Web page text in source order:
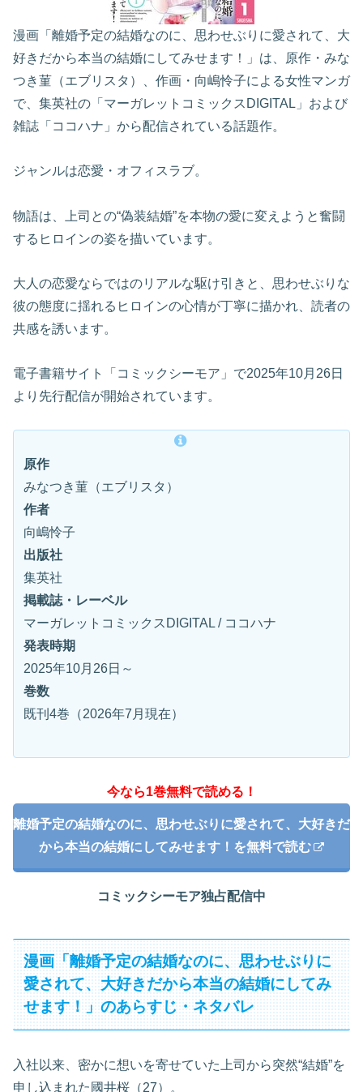
漫画「離婚予定の結婚なのに、思わせぶりに愛されて、大
好きだから本当の結婚にしてみせます！」は、原作・みな
つき菫（エブリスタ）、作画・向嶋怜子による女性マンガ
で、集英社の「マーガレットコミックスDIGITAL」および
雑誌「ココハナ」から配信されている話題作。
ジャンルは恋愛・オフィスラブ。
物語は、上司との“偽装結婚”を本物の愛に変えようと奮闘
するヒロインの姿を描いています。
大人の恋愛ならではのリアルな駆け引きと、思わせぶりな
彼の態度に揺れるヒロインの心情が丁寧に描かれ、読者の
共感を誘います。
電子書籍サイト「コミックシーモア」で2025年10月26日
より先行配信が開始されています。
原作
みなつき菫（エブリスタ）
作者
向嶋怜子
出版社
集英社
掲載誌・レーベル
マーガレットコミックスDIGITAL / ココハナ
発表時期
2025年10月26日～
巻数
既刊4巻（2026年7月現在）
今なら1巻無料で読める！
離婚予定の結婚なのに、思わせぶりに愛されて、大好きだ
から本当の結婚にしてみせます！を無料で読む
コミックシーモア独占配信中
漫画「離婚予定の結婚なのに、思わせぶりに
愛されて、大好きだから本当の結婚にしてみ
せます！」のあらすじ・ネタバレ
入社以来、密かに想いを寄せていた上司から突然“結婚”を
申し込まれた國井桜（27）。